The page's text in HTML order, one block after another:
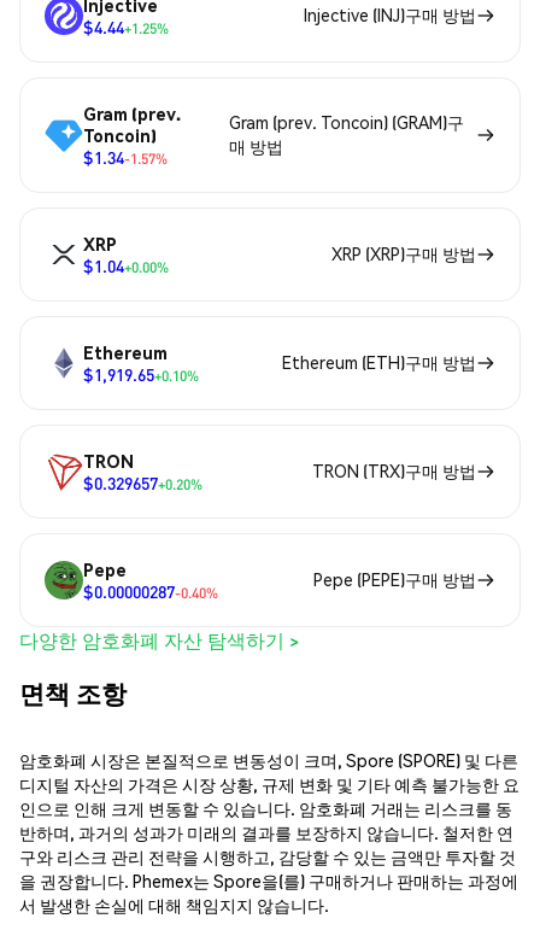
Injective
$4.44+1.25%
Injective (INJ)구매 방법
Gram (prev.
Toncoin)
$1.34-1.57%
Gram (prev. Toncoin) (GRAM)구
매 방법
XRP
$1.04+0.00%
XRP (XRP)구매 방법
Ethereum
$1,919.65+0.10%
Ethereum (ETH)구매 방법
TRON
$0.329657+0.20%
TRON (TRX)구매 방법
Pepe
$0.00000287-0.40%
Pepe (PEPE)구매 방법
다양한 암호화폐 자산 탐색하기 >
면책 조항
암호화폐 시장은 본질적으로 변동성이 크며, Spore (SPORE) 및 다른
디지털 자산의 가격은 시장 상황, 규제 변화 및 기타 예측 불가능한 요
인으로 인해 크게 변동할 수 있습니다. 암호화폐 거래는 리스크를 동
반하며, 과거의 성과가 미래의 결과를 보장하지 않습니다. 철저한 연
구와 리스크 관리 전략을 시행하고, 감당할 수 있는 금액만 투자할 것
을 권장합니다. Phemex는 Spore을(를) 구매하거나 판매하는 과정에
서 발생한 손실에 대해 책임지지 않습니다.